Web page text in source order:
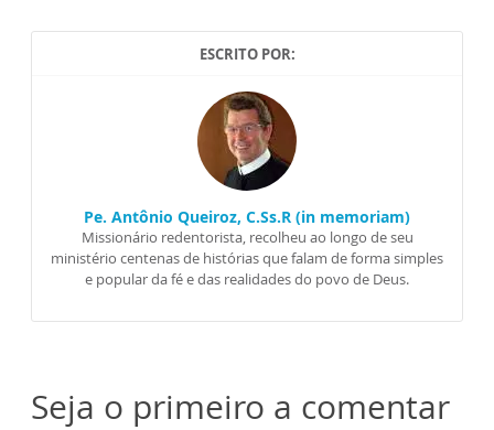
ESCRITO POR:
Pe. Antônio Queiroz, C.Ss.R (in memoriam)
Missionário redentorista, recolheu ao longo de seu
ministério centenas de histórias que falam de forma simples
e popular da fé e das realidades do povo de Deus.
Seja o primeiro a comentar